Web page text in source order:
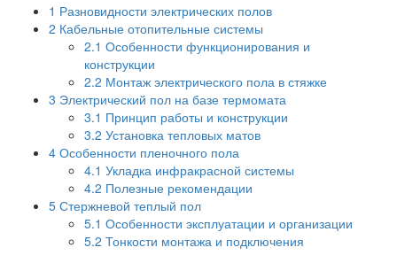
1 Разновидности электрических полов
2 Кабельные отопительные системы
2.1 Особенности функционирования и
конструкции
2.2 Монтаж электрического пола в стяжке
3 Электрический пол на базе термомата
3.1 Принцип работы и конструкции
3.2 Установка тепловых матов
4 Особенности пленочного пола
4.1 Укладка инфракрасной системы
4.2 Полезные рекомендации
5 Стержневой теплый пол
5.1 Особенности эксплуатации и организации
5.2 Тонкости монтажа и подключения